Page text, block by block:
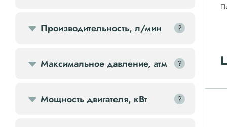
Осветительные мачты
Производительность, л/мин ?
?
Максимальное давление, атм ?
?
Мощность двигателя, кВт ?
?